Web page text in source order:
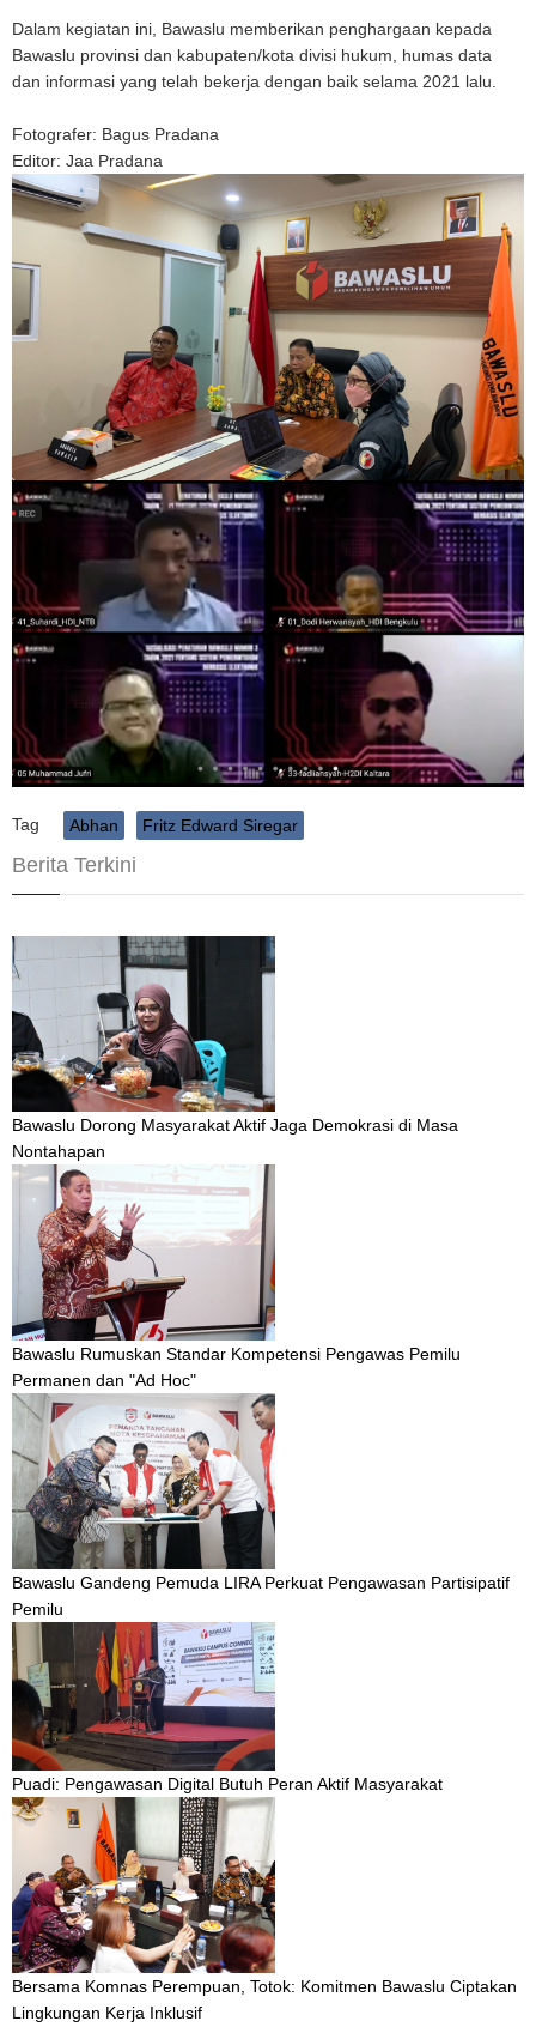
Dalam kegiatan ini, Bawaslu memberikan penghargaan kepada
Bawaslu provinsi dan kabupaten/kota divisi hukum, humas data
dan informasi yang telah bekerja dengan baik selama 2021 lalu.
Fotografer: Bagus Pradana
Editor: Jaa Pradana
Tag Abhan Fritz Edward Siregar
Berita Terkini
Bawaslu Dorong Masyarakat Aktif Jaga Demokrasi di Masa
Nontahapan
Bawaslu Rumuskan Standar Kompetensi Pengawas Pemilu
Permanen dan "Ad Hoc"
Bawaslu Gandeng Pemuda LIRA Perkuat Pengawasan Partisipatif
Pemilu
Puadi: Pengawasan Digital Butuh Peran Aktif Masyarakat
Bersama Komnas Perempuan, Totok: Komitmen Bawaslu Ciptakan
Lingkungan Kerja Inklusif